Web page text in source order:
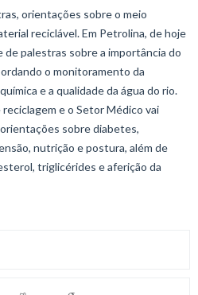
orientações sobre o meio
reciclável. Em Petrolina, de hoje
de palestras sobre a importância do
o monitoramento da
e a qualidade da água do rio.
e o Setor Médico vai
sobre diabetes,
nutrição e postura, além de
triglicérides e aferição da